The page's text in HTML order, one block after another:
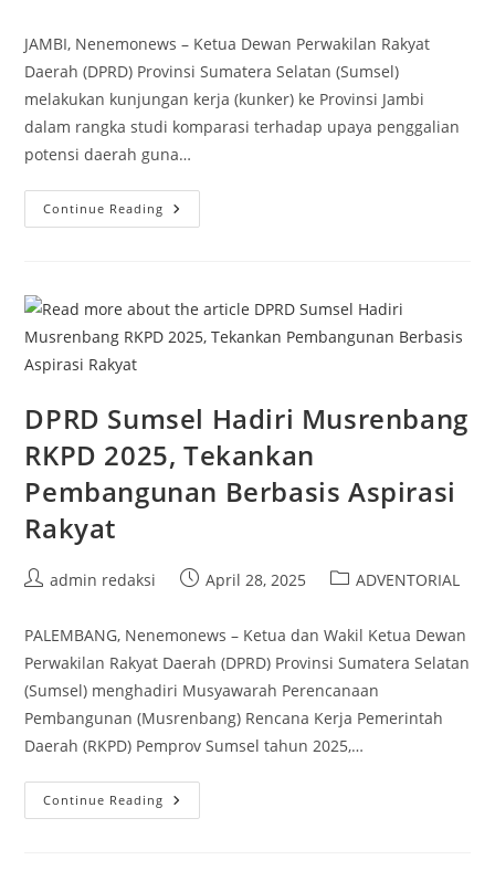
JAMBI, Nenemonews – Ketua Dewan Perwakilan Rakyat
Daerah (DPRD) Provinsi Sumatera Selatan (Sumsel)
melakukan kunjungan kerja (kunker) ke Provinsi Jambi
dalam rangka studi komparasi terhadap upaya penggalian
potensi daerah guna…
Continue Reading Ketua
DPRD
Jambi
DPRD Sumsel Hadiri Musrenbang
RKPD 2025, Tekankan
Pembangunan Berbasis Aspirasi
Rakyat
Postadmin redaksi
PostApril 28, 2025
PostADVENTORIAL
PALEMBANG, Nenemonews – Ketua dan Wakil Ketua Dewan
Perwakilan Rakyat Daerah (DPRD) Provinsi Sumatera Selatan
(Sumsel) menghadiri Musyawarah Perencanaan
Pembangunan (Musrenbang) Rencana Kerja Pemerintah
Daerah (RKPD) Pemprov Sumsel tahun 2025,…
Continue Reading DPRD
Sumsel